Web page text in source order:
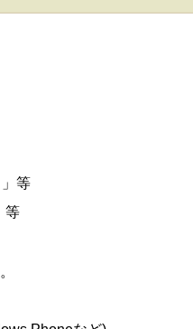
等
等